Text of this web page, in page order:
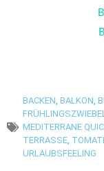
BACKEN, BALKON,
MEDITERRANE
TERRASSE,
URLAUBSFEELING